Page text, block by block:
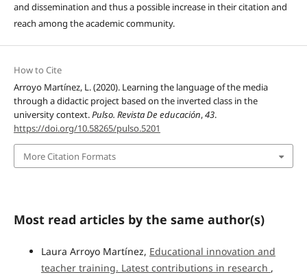
and dissemination and thus a possible increase in their citation and
reach among the academic community.
How to Cite
Arroyo Martínez, L. (2020). Learning the language of the media
through a didactic project based on the inverted class in the
university context.Pulso. Revista De educación,43.
https://doi.org/10.58265/pulso.5201
More Citation Formats
Most read articles by the same author(s)
Laura Arroyo Martínez, Educational innovation and
teacher training. Latest contributions in research ,